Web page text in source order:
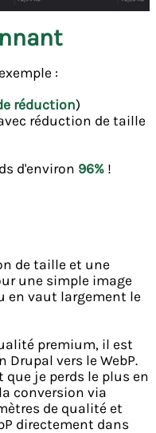
:
réduction)
réduction de taille
d'environ 96% !
de taille et une
une simple image
en vaut largement le
premium, il est
Drupal vers le WebP.
que je perds le plus en
conversion via
de qualité et
directement dans